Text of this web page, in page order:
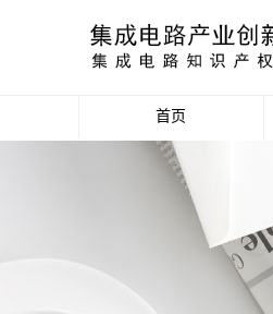
首页